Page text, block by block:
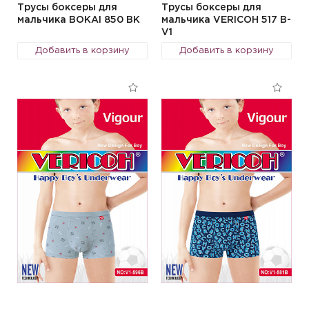
Трусы боксеры для
мальчика BOKAI 850 BK
Добавить в корзину
Трусы боксеры для
мальчика VERICOH 517 B-
V1
Добавить в корзину